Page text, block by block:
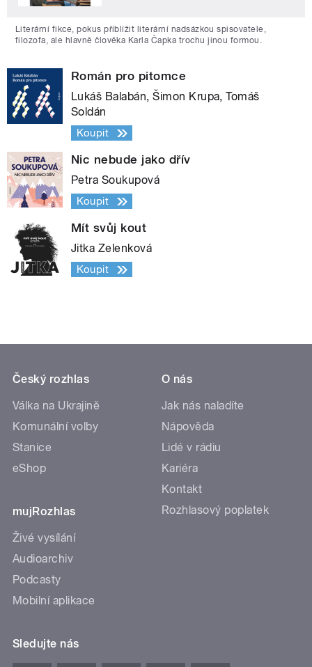
Literární fikce, pokus přiblížit literární nadsázkou spisovatele,
filozofa, ale hlavně člověka Karla Čapka trochu jinou formou.
Román pro pitomce
Lukáš Balabán, Šimon Krupa, Tomáš
Soldán
Koupit
Nic nebude jako dřív
Petra Soukupová
Koupit
Mít svůj kout
Jitka Zelenková
Koupit
Český rozhlas
Válka na Ukrajině
Komunální volby
Stanice
eShop
mujRozhlas
Živé vysílání
Audioarchiv
Podcasty
Mobilní aplikace
O nás
Jak nás naladíte
Nápověda
Lidé v rádiu
Kariéra
Kontakt
Rozhlasový poplatek
Sledujte nás